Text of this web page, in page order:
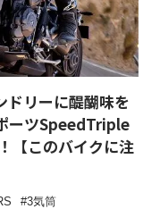
ドリーに醍醐味を
ーツSpeedTriple
【このバイクに注
3気筒